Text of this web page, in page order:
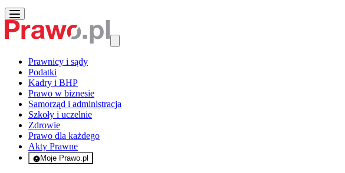
Prawnicy i sądy
Podatki
Kadry i BHP
Prawo w biznesie
Samorząd i administracja
Szkoły i uczelnie
Zdrowie
Prawo dla każdego
Akty Prawne
Moje Prawo.pl
- rejestracja i logowanie do serwisu